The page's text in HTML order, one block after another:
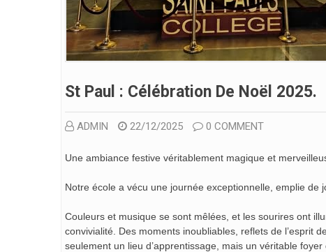
St Paul : Célébration De Noël 2025.
ADMIN 22/12/2025 0 COMMENT
Une ambiance festive véritablement magique et
Notre école a vécu une journée exceptionnelle, emplie de
Couleurs et musique se sont mêlées, et les sourires ont
convivialité. Des moments inoubliables, reflets de l’esprit
seulement un lieu d’apprentissage, mais un véritable